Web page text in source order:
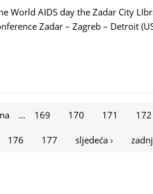
World AIDS day the Zadar City
Zadar – Zagreb – Detroit
… 169 170 171 172
176 177 sljedeća ›